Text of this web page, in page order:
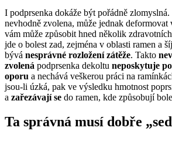
I podprsenka dokáže být pořádně
nevhodně zvolena, může jednak deformovat
vám může způsobit hned několik
jde o bolest zad, zejména v oblasti ramen a
bývá nesprávné rozložení zátěže. Takto
zvolená podprsenka dekoltu neposkytuje
oporu a nechává veškerou práci na
jsou-li úzká, pak ve výsledku hmotnost
a zařezávají se do ramen, kde způsobují
Ta správná musí dobře